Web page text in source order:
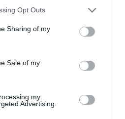
app uses one or more Google
behaviour. You may click to
and its third-party tags to
purposes in below Google
Opt Outs
Sharing of my
Sale of my
my
Advertising.
αυθεντικές ιστορίες,
καλοκαίρι και ένας